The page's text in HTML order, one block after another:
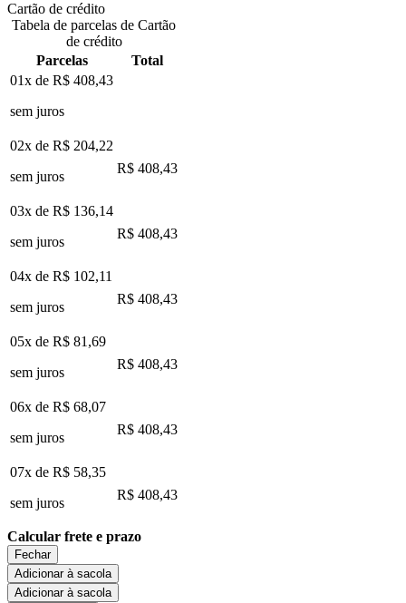
Cartão de crédito
Tabela de parcelas de Cartão
de crédito
Parcelas
Total
01x de R$ 408,43
sem juros
02x de R$ 204,22
sem juros
R$ 408,43
03x de R$ 136,14
sem juros
R$ 408,43
04x de R$ 102,11
sem juros
R$ 408,43
05x de R$ 81,69
sem juros
R$ 408,43
06x de R$ 68,07
sem juros
R$ 408,43
07x de R$ 58,35
sem juros
R$ 408,43
Calcular frete e prazo
Fechar
Adicionar à sacola
Adicionar à sacola